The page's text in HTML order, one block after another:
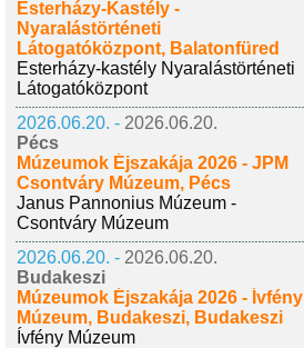
Esterházy-Kastély -
Nyaralástörténeti
Látogatóközpont, Balatonfüred
Esterházy-kastély Nyaralástörténeti
Látogatóközpont
2026.06.20. - 2026.06.20.
Pécs
Múzeumok Éjszakája 2026 - JPM
Csontváry Múzeum, Pécs
Janus Pannonius Múzeum -
Csontváry Múzeum
2026.06.20. - 2026.06.20.
Budakeszi
Múzeumok Éjszakája 2026 - Ívfény
Múzeum, Budakeszi, Budakeszi
Ívfény Múzeum